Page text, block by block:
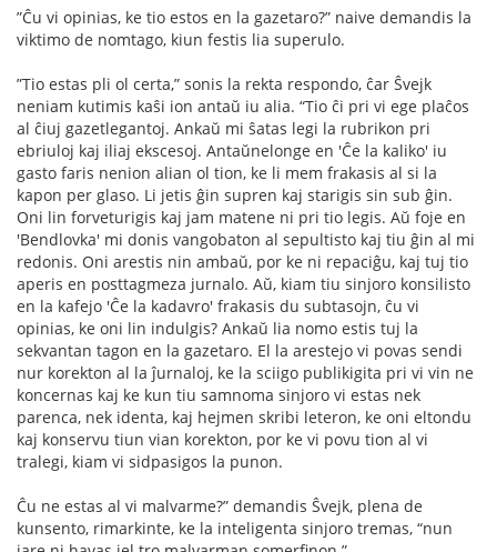
”Ĉu vi opinias, ke tio estos en la gazetaro?” naive demandis la
viktimo de nomtago, kiun festis lia superulo.
”Tio estas pli ol certa,” sonis la rekta respondo, ĉar Ŝvejk
neniam kutimis kaŝi ion antaŭ iu alia. “Tio ĉi pri vi ege plaĉos
al ĉiuj gazetlegantoj. Ankaŭ mi ŝatas legi la rubrikon pri
ebriuloj kaj iliaj ekscesoj. Antaŭnelonge en 'Ĉe la kaliko' iu
gasto faris nenion alian ol tion, ke li mem frakasis al si la
kapon per glaso. Li jetis ĝin supren kaj starigis sin sub ĝin.
Oni lin forveturigis kaj jam matene ni pri tio legis. Aŭ foje en
'Bendlovka' mi donis vangobaton al sepultisto kaj tiu ĝin al mi
redonis. Oni arestis nin ambaŭ, por ke ni repaciĝu, kaj tuj tio
aperis en posttagmeza jurnalo. Aŭ, kiam tiu sinjoro konsilisto
en la kafejo 'Ĉe la kadavro' frakasis du subtasojn, ĉu vi
opinias, ke oni lin indulgis? Ankaŭ lia nomo estis tuj la
sekvantan tagon en la gazetaro. El la arestejo vi povas sendi
nur korekton al la ĵurnaloj, ke la sciigo publikigita pri vi vin ne
koncernas kaj ke kun tiu samnoma sinjoro vi estas nek
parenca, nek identa, kaj hejmen skribi leteron, ke oni eltondu
kaj konservu tiun vian korekton, por ke vi povu tion al vi
tralegi, kiam vi sidpasigos la punon.
Ĉu ne estas al vi malvarme?” demandis Ŝvejk, plena de
kunsento, rimarkinte, ke la inteligenta sinjoro tremas, “nun